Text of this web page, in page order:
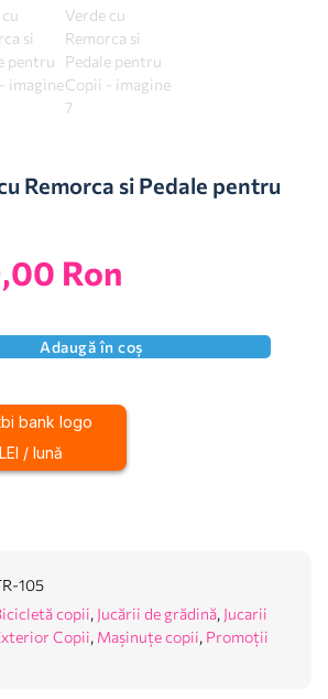
Remorca si Pedale pentru
Ron
Adaugă în coș
/ lună
105
copii, Jucării de grădină, Jucarii
Copii, Mașinuțe copii, Promoții